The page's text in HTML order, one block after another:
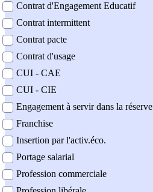
Contrat d'Engagement Educatif
Contrat intermittent
Contrat pacte
Contrat d'usage
CUI - CAE
CUI - CIE
Engagement à servir dans la réserve
Franchise
Insertion par l'activ.éco.
Portage salarial
Profession commerciale